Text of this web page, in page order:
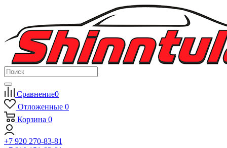
Сравнение0
Отложенные 0
Корзина 0
+7 920 270-83-81